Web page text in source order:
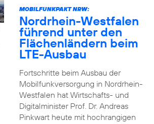
MOBILFUNKPAKT NRW:
Nordrhein-Westfalen
führend unter den
Flächenländern beim
LTE-Ausbau
Fortschritte beim Ausbau der
Mobilfunkversorgung in Nordrhein-
Westfalen hat Wirtschafts- und
Digitalminister Prof. Dr. Andreas
Pinkwart heute mit hochrangigen